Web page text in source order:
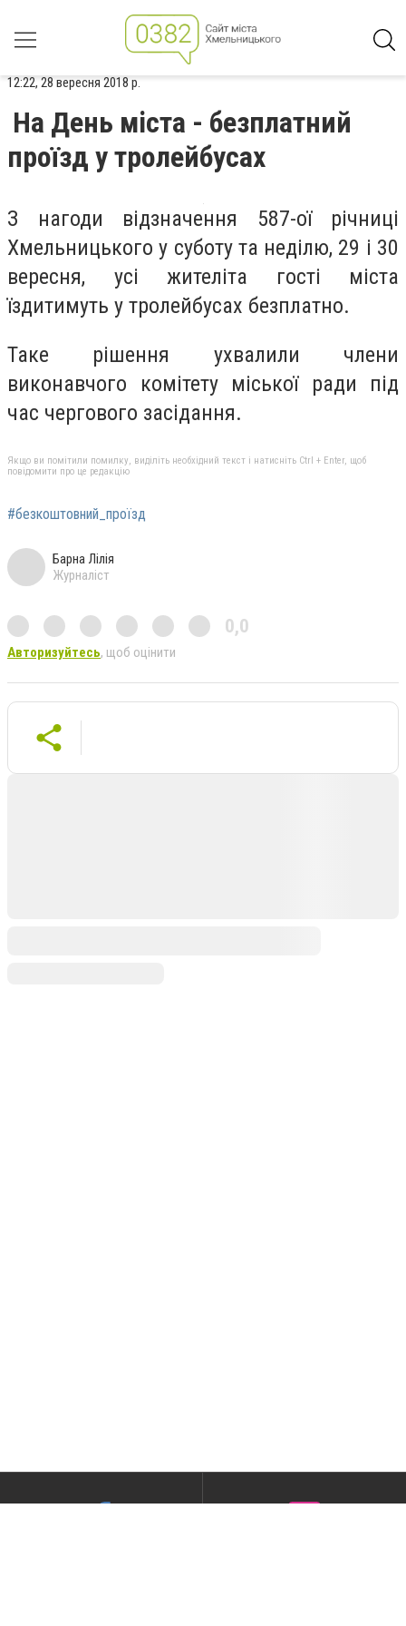
12:22, 28 вересня 2018 р.
На День міста - безплатний
проїзд у тролейбусах
З нагоди відзначення 587-ої річниці
Хмельницького у суботу та неділю, 29 і 30
вересня, усі жителіта гості міста
їздитимуть у тролейбусах безплатно.
Таке рішення ухвалили члени
виконавчого комітету міської ради під
час чергового засідання.
Якщо ви помітили помилку, виділіть необхідний текст і натисніть Ctrl + Enter, щоб
повідомити про це редакцію
#безкоштовний_проїзд
Барна Лілія
Журналіст
0,0
Авторизуйтесь, щоб оцінити